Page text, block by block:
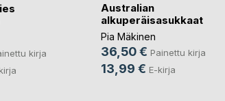
kirja
Australian
alkuperäisasukkaat
Pia Mäkinen
36,50 € Painettu kirja
13,99 € E-kirja